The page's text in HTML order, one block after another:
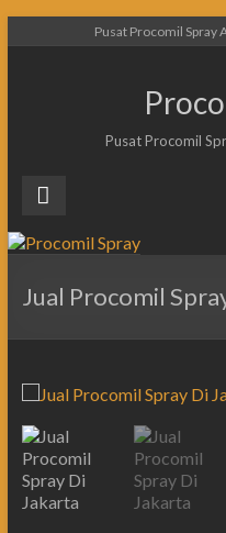
Pusat Procomil Spray
Pusat Procomil
Jual Procomil